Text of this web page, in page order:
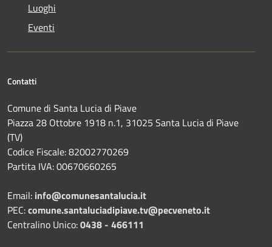
Luoghi
Eventi
Contatti
Comune di Santa Lucia di Piave
Piazza 28 Ottobre 1918 n.1, 31025 Santa Lucia di Piave
(TV)
Codice Fiscale: 82002770269
Partita IVA: 00670660265
Email: info@comunesantalucia.it
PEC:comune.santaluciadipiave.tv@pecveneto.it
Centralino Unico:0438 - 466111